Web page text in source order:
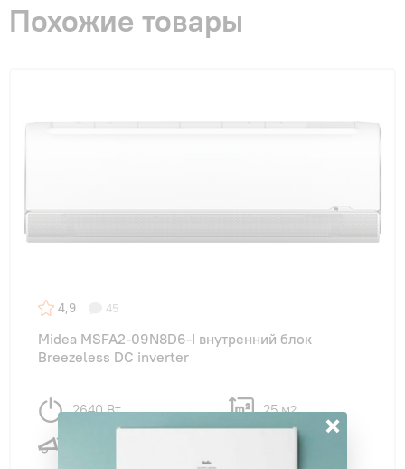
Похожие товары
4,9 45
Midea MSFA2-09N8D6-I внутренний блок
Breezeless DC inverter
2640 Вт 25 м2 ×